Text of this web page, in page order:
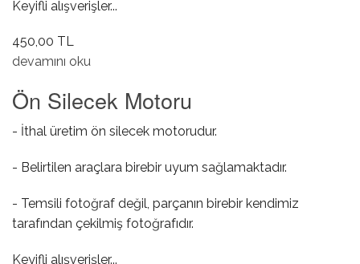
Keyifli alışverişler...
450,00 TL
Geri Vites Müşürü hakkında
devamını oku
Ön Silecek Motoru
- İthal üretim ön silecek motorudur.
- Belirtilen araçlara birebir uyum sağlamaktadır.
- Temsili fotoğraf değil, parçanın birebir kendimiz
tarafından çekilmiş fotoğrafıdır.
Keyifli alışverişler...